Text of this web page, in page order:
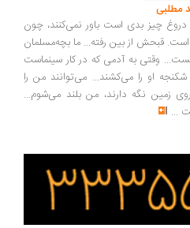
بدی است باور نمی‌کنند، چون
از بین رفته... ما بچه‌مسلمان
به آدمی که در کار سینماست
او را می‌کشند... می‌توانند من را
نگه دارند، من بلند می‌شوم...